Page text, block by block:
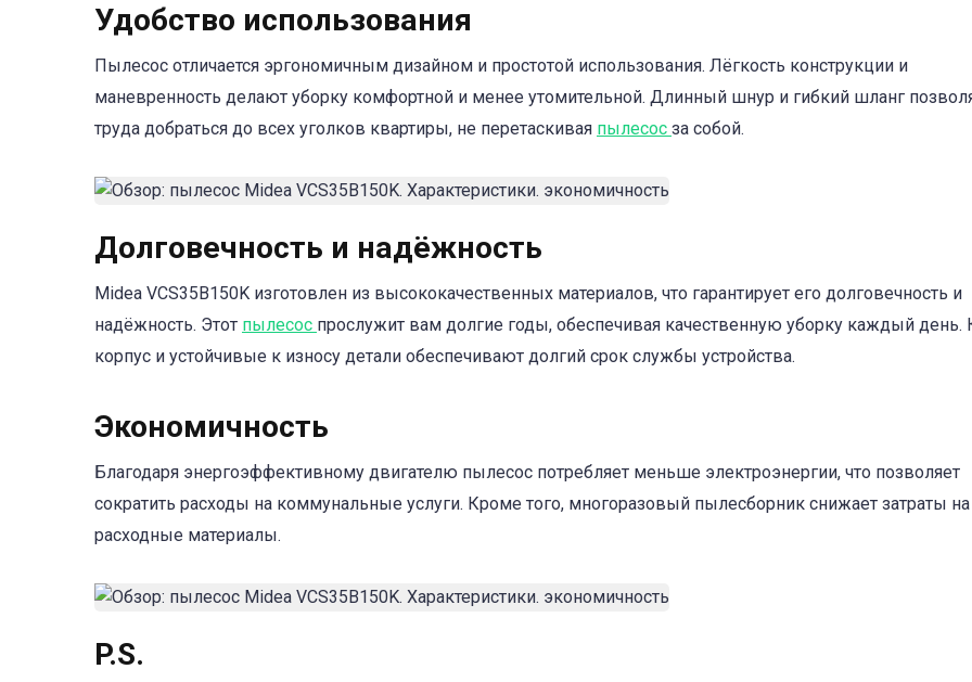
Удобство использования
Пылесос отличается эргономичным дизайном и простотой использования. Лёгкость конструкции и
маневренность делают уборку комфортной и менее утомительной. Длинный шнур и гибкий шланг
труда добраться до всех уголков квартиры, не перетаскивая пылесос за собой.
Долговечность и надёжность
Midea VCS35B150K изготовлен из высококачественных материалов, что гарантирует его долговечность и
надёжность. Этот пылесос прослужит вам долгие годы, обеспечивая качественную уборку каждый день.
корпус и устойчивые к износу детали обеспечивают долгий срок службы устройства.
Экономичность
Благодаря энергоэффективному двигателю пылесос потребляет меньше электроэнергии, что позволяет
сократить расходы на коммунальные услуги. Кроме того, многоразовый пылесборник снижает затраты на
расходные материалы.
P.S.